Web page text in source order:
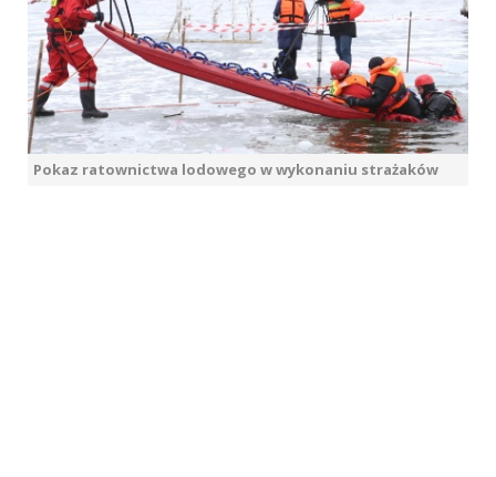
Pokaz ratownictwa lodowego w wykonaniu strażaków